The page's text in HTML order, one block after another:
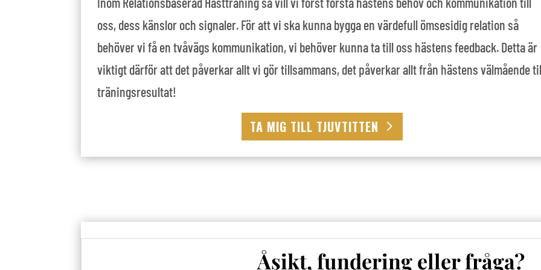
oss, dess känslor och signaler. För att vi ska kunna bygga en värdefull ömsesidig relation så
behöver vi få en tvåvägs kommunikation, vi behöver kunna ta till oss hästens feedback. Detta är
viktigt därför att det påverkar allt vi gör tillsammans, det påverkar allt från hästens välmående
träningsresultat!
TA MIG TILL TJUVTITTEN
Åsikt, fundering eller fråga?